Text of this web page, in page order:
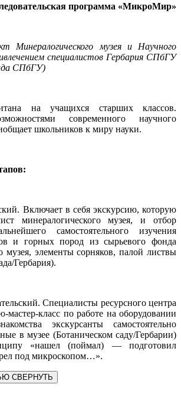
программа «МикроМир»
Минералогического музея и Научного
специалистов Гербария СПбГУ
СПбГУ)
на учащихся старших классов.
современного научного
школьников к миру науки.
Включает в себя экскурсию, которую
минералогического музея, и отбор
самостоятельного изучения
и горных пород из сырьевого фонда
музея, элементы сорняков, палой листвы
Гербария).
Специалисты ресурсного центра
мастер-класс по работе на оборудовании
экскурсанты самостоятельно
в музее (Ботаническом саду/Гербарии)
«нашел (поймал) — подготовил
под микроскопом…».
СВЕРНУТЬ